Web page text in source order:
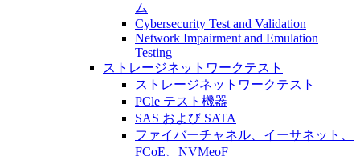
ム
Cybersecurity Test and Validation
Network Impairment and Emulation
Testing
ストレージネットワークテスト
ストレージネットワークテスト
PCle テスト機器
SAS および SATA
ファイバーチャネル、イーサネット、
FCoE、NVMeoF